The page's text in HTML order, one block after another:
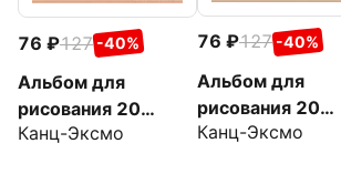
76 127 -40%
Альбом для
рисования 20
листов, Полет
Канц-Эксмо
76 127 -40%
Альбом для
рисования 20
листов, Лисья
Канц-Эксмо